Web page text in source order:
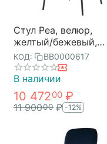
Стул Pea, велюр,
желтый/бежевый,
Bergenson Bjorn
КОД: BB0000617
В наличии
10 47200 ₽
11 90000 ₽ -12%